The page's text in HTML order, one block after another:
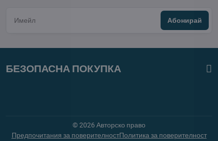
Абонирай
БЕЗОПАСНА ПОКУПКА
©2026 Авторско право
Предпочитания за поверителностПолитика за поверителност